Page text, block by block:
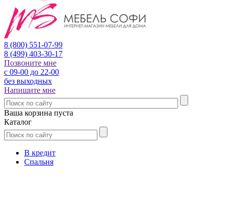
8 (800) 551-07-99
8 (499) 403-30-17
Позвоните мне
с 09-00 до 22-00
без выходных
Напишите мне
Ваша корзина пуста
Каталог
В кредит
Спальня